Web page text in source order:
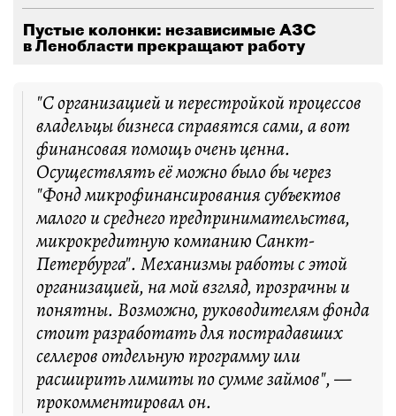
Пустые колонки: независимые АЗС
в Ленобласти прекращают работу
"С организацией и перестройкой процессов
владельцы бизнеса справятся сами, а вот
финансовая помощь очень ценна.
Осуществлять её можно было бы через
"Фонд микрофинансирования субъектов
малого и среднего предпринимательства,
микрокредитную компанию Санкт-
Петербурга". Механизмы работы с этой
организацией, на мой взгляд, прозрачны и
понятны. Возможно, руководителям фонда
стоит разработать для пострадавших
селлеров отдельную программу или
расширить лимиты по сумме займов", —
прокомментировал он.